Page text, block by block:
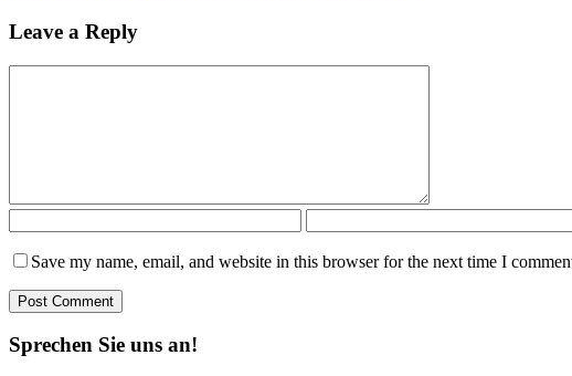
Leave a Reply
Save my name, email, and website in this browser for the next time I
Sprechen Sie uns an!